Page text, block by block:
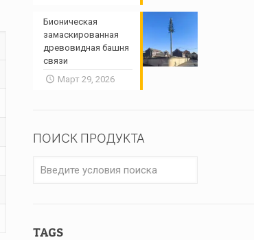
Бионическая
замаскированная
древовидная башня
связи
Март 29, 2026
ПОИСК ПРОДУКТА
TAGS